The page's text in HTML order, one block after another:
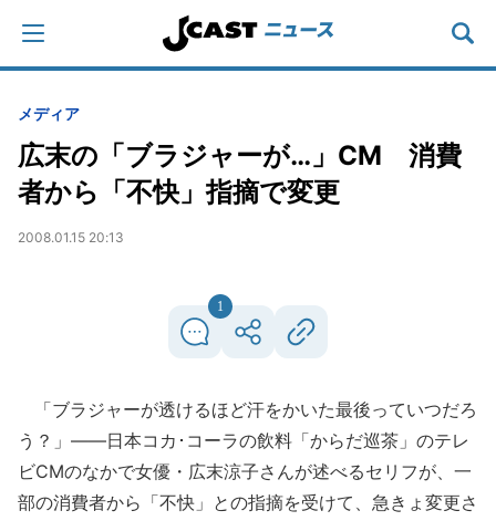
メディア
広末の「ブラジャーが…」CM 消費
者から「不快」指摘で変更
2008.01.15 20:13
1
「ブラジャーが透けるほど汗をかいた最後っていつだろ
う？」――日本コカ･コーラの飲料「からだ巡茶」のテレ
ビCMのなかで女優・広末涼子さんが述べるセリフが、一
部の消費者から「不快」との指摘を受けて、急きょ変更さ